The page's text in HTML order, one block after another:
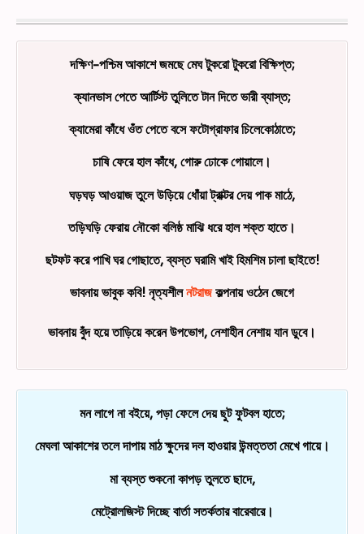
দক্ষিণ-পশ্চিম আকাশে জমছে মেঘ টুকরো টুকরো বিক্ষিপ্ত;
ক্যানভাস পেতে আর্টিস্ট তুলিতে টান দিতে ভারী ব্যাস্ত;
ক্যামেরা কাঁধে ওঁত পেতে বসে ফটোগ্রাফার চিলেকোঠাতে;
চাষি ফেরে হাল কাঁধে, গোরু ঢোকে গোয়ালে।
ঘড়ঘড় আওয়াজ তুলে উড়িয়ে ধোঁয়া ট্রাক্টর দেয় পাক মাঠে,
তড়িঘড়ি ফেরায় নৌকো বলিষ্ঠ মাঝি ধরে হাল শক্ত হাতে।
ছটফট করে পাখি ঘর গোছাতে, ব্যস্ত ঘরামি খাই হিমশিম চালা ছাইতে!
ভাবনায় ভাবুক কবি! নৃত্যশীলনটরাজকল্পনায় ওঠেন জেগে
ভাবনায় বুঁদ হয়ে তাড়িয়ে করেন উপভোগ, নেশাহীন নেশায় যান ডুবে।
মন লাগে না বইয়ে, পড়া ফেলে দেয় ছুট ফুটবল হাতে;
মেঘলা আকাশের তলে দাপায় মাঠ ক্ষুদের দল হাওয়ার উন্মত্ততা মেখে গায়ে।
মা ব্যস্ত শুকনো কাপড় তুলতে ছাদে,
মেট্রোলজিস্ট দিচ্ছে বার্তা সতর্কতার বারেবারে।